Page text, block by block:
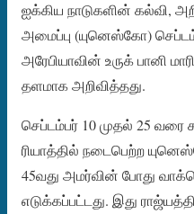
ஐக்கிய நாடுகளின் கல்வி,
அமைப்பு (யுனெஸ்கோ)
அரேபியாவின் உருக் பானி
தளமாக அறிவித்தது.
செப்டம்பர் 10 முதல் 25 வரை
ரியாத்தில் நடைபெற்ற
45வது அமர்வின் போது
எடுக்கப்பட்டது. இது